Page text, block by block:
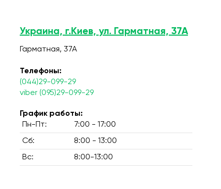
Украина, г.Киев, ул. Гарматная, 37А
Гарматная, 37А
Телефоны:
(044)29-099-29
viber (095)29-099-29
График работы:
Пн-Пт:
7:00 - 17:00
Сб: 8:00 - 13:00
Вс: 8:00-13:00